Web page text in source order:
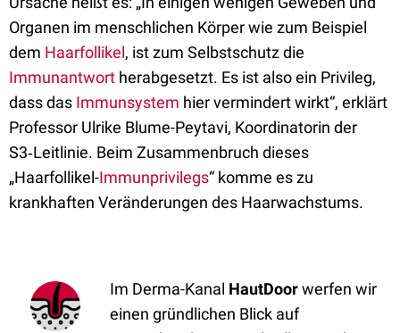
Organen im menschlichen Körper wie zum Beispiel
dem Haarfollikel, ist zum Selbstschutz die
Immunantwort herabgesetzt. Es ist also ein Privileg,
dass das Immunsystem hier vermindert wirkt“, erklärt
Professor Ulrike Blume-Peytavi, Koordinatorin der
S3‑Leitlinie. Beim Zusammenbruch dieses
„Haarfollikel-Immunprivilegs“ komme es zu
krankhaften Veränderungen des Haarwachstums.
Im Derma-Kanal HautDoorwerfen wir
einen gründlichen Blick auf